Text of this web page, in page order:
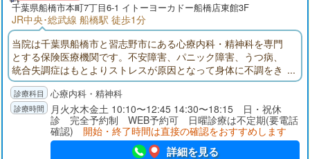
千葉県船橋市本町7丁目6-1 イトーヨーカドー船橋店東館3F
JR中央･総武線 船橋駅 徒歩1分
当院は千葉県船橋市と習志野市にある心療内科・精神科を専門
とする保険医療機関です。不安障害、パニック障害、うつ病、
統合失調症はもとよりストレスが原因となって身体に不調をき
たしている状態全般を診察致しております。発達障害の検査・
診断・治療もいたします。親切丁寧な診察とどなたにもわかり
やすい説明を心がけております。何か少しでも気になることが
あれば、どうぞお気軽にご相談下さい。
心療内科・精神科
月火水木金土 10:10〜12:45 14:30〜18:15 日・祝休
診 完全予約制 WEB予約可 日曜診療は不定期(要電話
確認) 開始・終了時間は直接の確認をおすすめします
詳細を見る